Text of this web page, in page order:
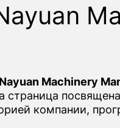
Machinery
компании,